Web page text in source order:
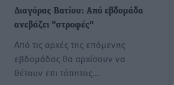
Διαγόρας Βατίου: Από εβδομάδα
ανεβάζει "στροφές"
Από τις αρχές της επόμενης
εβδομάδας θα αρχίσουν να
θέτουν επι τάπητος…